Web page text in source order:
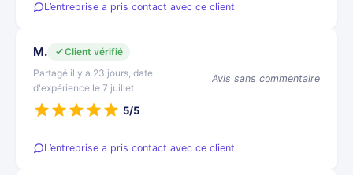
L’entreprise a pris contact avec ce client
M.
Client vérifié
Partagé il y a 23 jours, date
d'expérience le 7 juillet
Avis sans commentaire
5/5
L’entreprise a pris contact avec ce client